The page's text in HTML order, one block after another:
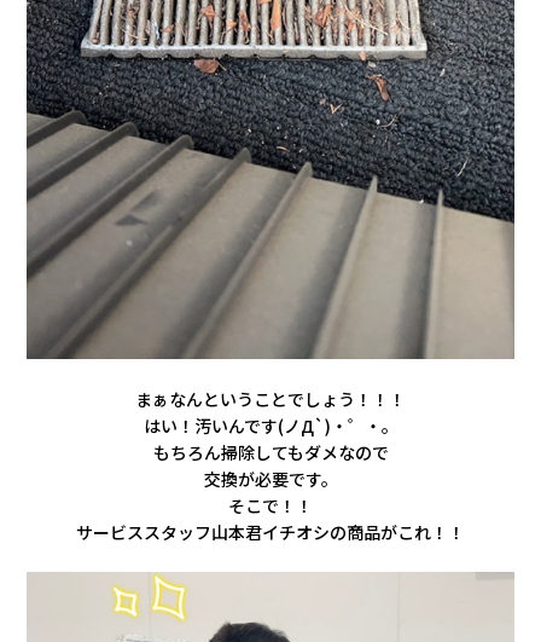
まぁなんということでしょう！！！
はい！汚いんです(ノД`)・゜・。
もちろん掃除してもダメなので
交換が必要です。
そこで！！
サービススタッフ山本君イチオシの商品がこれ！！